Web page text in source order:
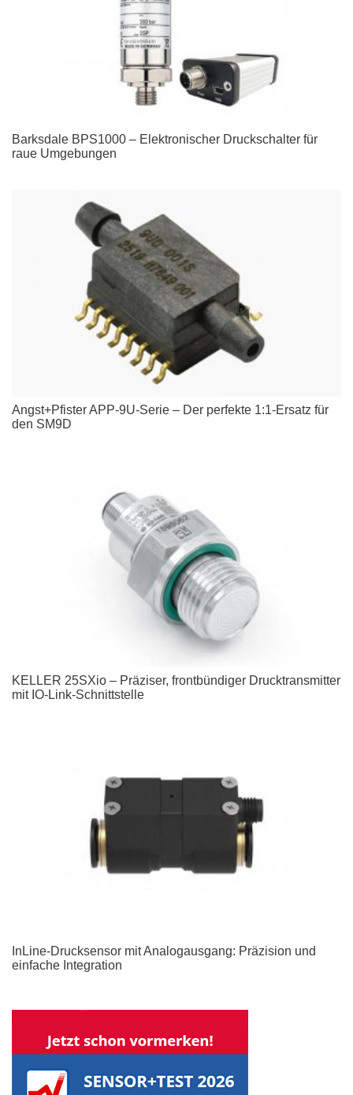
Barksdale BPS1000 – Elektronischer Druckschalter für
raue Umgebungen
Angst+Pfister APP-9U-Serie – Der perfekte 1:1-Ersatz für
den SM9D
KELLER 25SXio – Präziser, frontbündiger Drucktransmitter
mit IO-Link-Schnittstelle
InLine-Drucksensor mit Analogausgang: Präzision und
einfache Integration